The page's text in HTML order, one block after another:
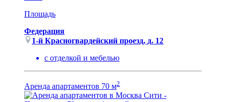
Площадь
Федерация
1-й Красногвардейский проезд, д. 12
с отделкой и мебелью
Аренда апартаментов 70 м2